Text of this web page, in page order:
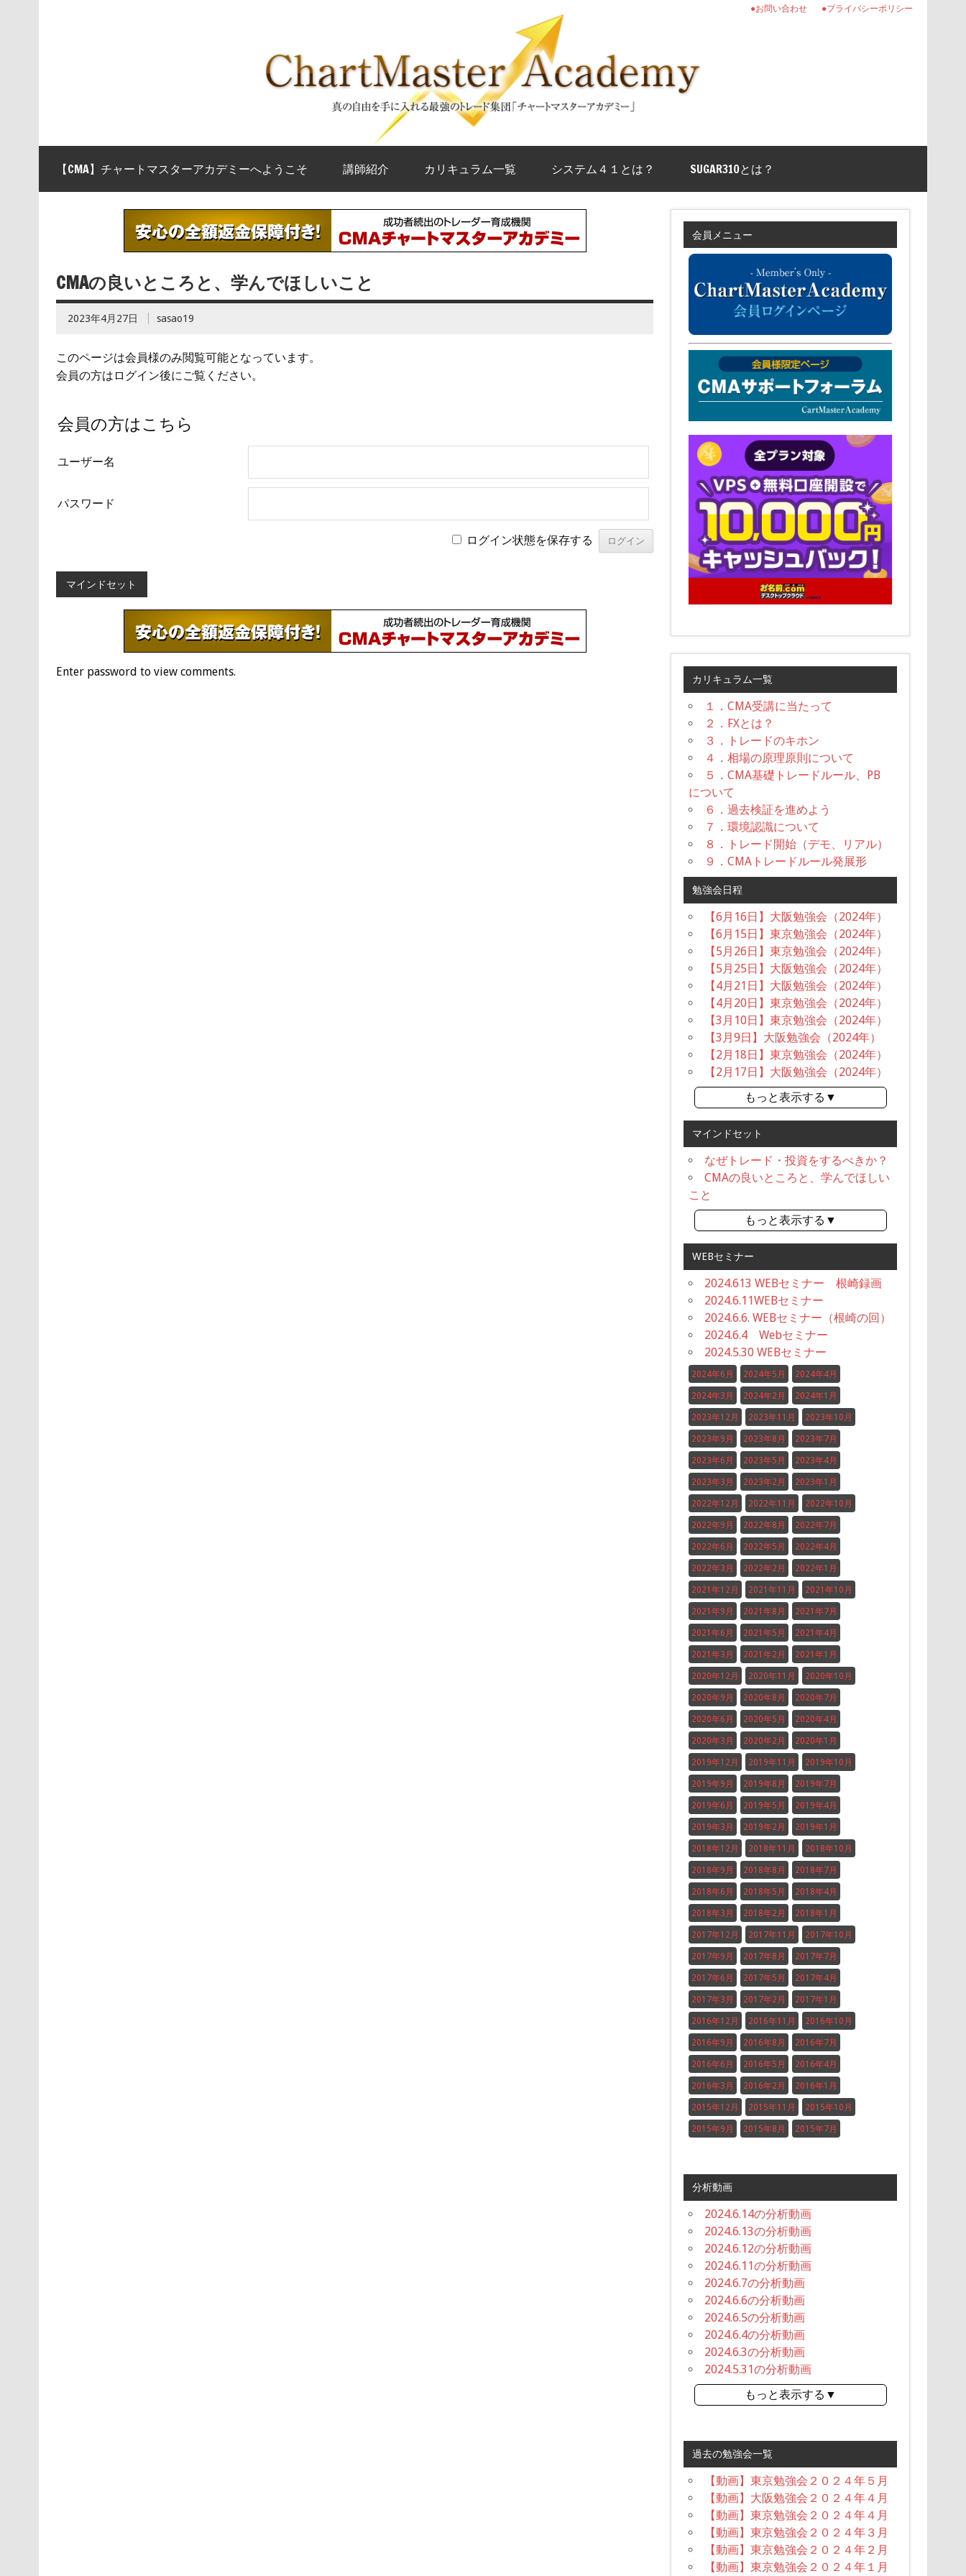
●プライバシーポリシー
●お問い合わせ
【CMA】チャートマスターアカデミーへようこそ 講師紹介 カリキュラム一覧 システム４１とは？ SUGAR310とは？
CMAの良いところと、学んでほしいこと
2023年4月27日 sasao19
このページは会員様のみ閲覧可能となっています。
会員の方はログイン後にご覧ください。
会員の方はこちら
ユーザー名
パスワード
ログイン状態を保存する
マインドセット
Enter password to view comments.
会員メニュー
カリキュラム一覧
１．CMA受講に当たって
２．FXとは？
３．トレードのキホン
４．相場の原理原則について
５．CMA基礎トレードルール、PB
について
６．過去検証を進めよう
７．環境認識について
８．トレード開始（デモ、リアル）
９．CMAトレードルール発展形
勉強会日程
【6月16日】大阪勉強会（2024年）
【6月15日】東京勉強会（2024年）
【5月26日】東京勉強会（2024年）
【5月25日】大阪勉強会（2024年）
【4月21日】大阪勉強会（2024年）
【4月20日】東京勉強会（2024年）
【3月10日】東京勉強会（2024年）
【3月9日】大阪勉強会（2024年）
【2月18日】東京勉強会（2024年）
【2月17日】大阪勉強会（2024年）
もっと表示する▼
マインドセット
なぜトレード・投資をするべきか？
CMAの良いところと、学んでほしい
こと
もっと表示する▼
WEBセミナー
2024.613 WEBセミナー 根崎録画
2024.6.11WEBセミナー
2024.6.6. WEBセミナー（根崎の回）
2024.6.4 Webセミナー
2024.5.30 WEBセミナー
2024年6月 2024年5月 2024年4月
2024年3月 2024年2月 2024年1月
2023年12月 2023年11月 2023年10月
2023年9月 2023年8月 2023年7月
2023年6月 2023年5月 2023年4月
2023年3月 2023年2月 2023年1月
2022年12月 2022年11月 2022年10月
2022年9月 2022年8月 2022年7月
2022年6月 2022年5月 2022年4月
2022年3月 2022年2月 2022年1月
2021年12月 2021年11月 2021年10月
2021年9月 2021年8月 2021年7月
2021年6月 2021年5月 2021年4月
2021年3月 2021年2月 2021年1月
2020年12月 2020年11月 2020年10月
2020年9月 2020年8月 2020年7月
2020年6月 2020年5月 2020年4月
2020年3月 2020年2月 2020年1月
2019年12月 2019年11月 2019年10月
2019年9月 2019年8月 2019年7月
2019年6月 2019年5月 2019年4月
2019年3月 2019年2月 2019年1月
2018年12月 2018年11月 2018年10月
2018年9月 2018年8月 2018年7月
2018年6月 2018年5月 2018年4月
2018年3月 2018年2月 2018年1月
2017年12月 2017年11月 2017年10月
2017年9月 2017年8月 2017年7月
2017年6月 2017年5月 2017年4月
2017年3月 2017年2月 2017年1月
2016年12月 2016年11月 2016年10月
2016年9月 2016年8月 2016年7月
2016年6月 2016年5月 2016年4月
2016年3月 2016年2月 2016年1月
2015年12月 2015年11月 2015年10月
2015年9月 2015年8月 2015年7月
分析動画
2024.6.14の分析動画
2024.6.13の分析動画
2024.6.12の分析動画
2024.6.11の分析動画
2024.6.7の分析動画
2024.6.6の分析動画
2024.6.5の分析動画
2024.6.4の分析動画
2024.6.3の分析動画
2024.5.31の分析動画
もっと表示する▼
過去の勉強会一覧
【動画】東京勉強会２０２４年５月
【動画】大阪勉強会２０２４年４月
【動画】東京勉強会２０２４年４月
【動画】東京勉強会２０２４年３月
【動画】東京勉強会２０２４年２月
【動画】東京勉強会２０２４年１月